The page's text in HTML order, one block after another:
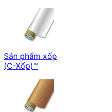
Sản phẩm xốp
(C-Xốp)™